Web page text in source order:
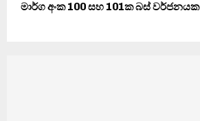
මාර්ග අංක 100 සහ 101ක බස් වර්ජනයක